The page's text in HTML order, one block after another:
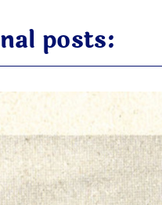
posts: